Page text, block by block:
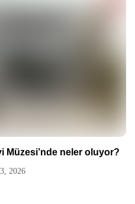
Müzesi’nde neler oluyor?
2026